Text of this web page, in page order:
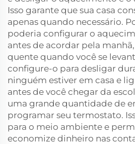
Isso garante que sua casa
apenas quando necessário.
poderia configurar o
antes de acordar pela
quente quando você se
configure-o para desligar
ninguém estiver em casa e
antes de você chegar da
uma grande quantidade de
programar seu termostato.
para o meio ambiente e
economize dinheiro nas